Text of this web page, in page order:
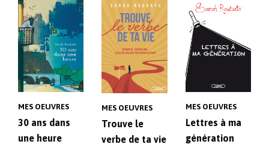
MES OEUVRES
30 ans dans
une heure
MES OEUVRES
Trouve le
verbe de ta vie
MES OEUVRES
Lettres à ma
génération